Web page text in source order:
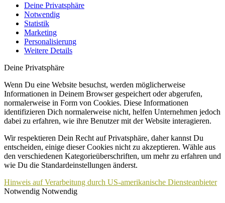
Deine Privatsphäre
Notwendig
Statistik
Marketing
Personalisierung
Weitere Details
Deine Privatsphäre
Wenn Du eine Website besuchst, werden möglicherweise
Informationen in Deinem Browser gespeichert oder abgerufen,
normalerweise in Form von Cookies. Diese Informationen
identifizieren Dich normalerweise nicht, helfen Unternehmen jedoch
dabei zu erfahren, wie ihre Benutzer mit der Website interagieren.
Wir respektieren Dein Recht auf Privatsphäre, daher kannst Du
entscheiden, einige dieser Cookies nicht zu akzeptieren. Wähle aus
den verschiedenen Kategorieüberschriften, um mehr zu erfahren und
wie Du die Standardeinstellungen änderst.
Hinweis auf Verarbeitung durch US-amerikanische Diensteanbieter
Notwendig Notwendig